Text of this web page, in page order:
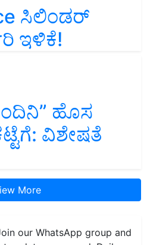
ಸಿಲಿಂಡರ್‌
ಇಳಿಕೆ!
ಹೊಸ
ವಿಶೇಷತೆ
More
our WhatsApp group and